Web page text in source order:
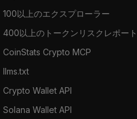
100以上のエクスプローラー
400以上のトークンリスクレポート
CoinStats Crypto MCP
llms.txt
Crypto Wallet API
Solana Wallet API